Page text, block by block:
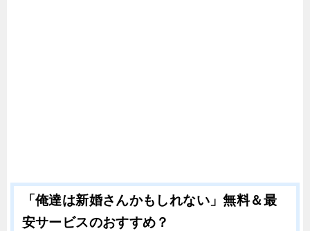
「俺達は新婚さんかもしれない」無料＆最
安サービスのおすすめ？